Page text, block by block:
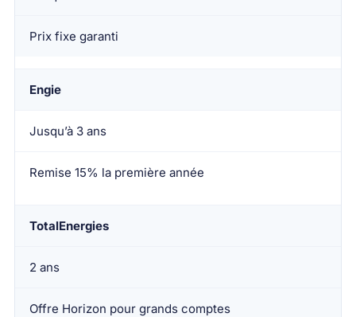
Prix fixe garanti
Engie
Jusqu’à 3 ans
Remise 15% la première année
TotalEnergies
2 ans
Offre Horizon pour grands comptes